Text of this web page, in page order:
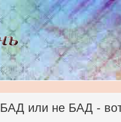
БАД или не БАД -